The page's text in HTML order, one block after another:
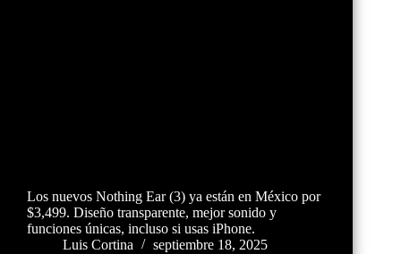
Los nuevos Nothing Ear (3) ya están en México por
$3,499. Diseño transparente, mejor sonido y
funciones únicas, incluso si usas iPhone.
Luis Cortina
septiembre 18, 2025